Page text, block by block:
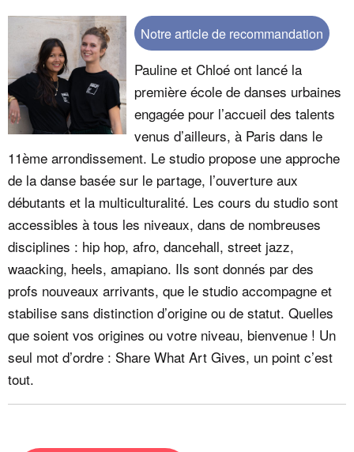
Notre article de recommandation
Pauline et Chloé ont lancé la
première école de danses urbaines
engagée pour l’accueil des talents
venus d’ailleurs, à Paris dans le
11ème arrondissement. Le studio propose une approche
de la danse basée sur le partage, l’ouverture aux
débutants et la multiculturalité. Les cours du studio sont
accessibles à tous les niveaux, dans de nombreuses
disciplines : hip hop, afro, dancehall, street jazz,
waacking, heels, amapiano. Ils sont donnés par des
profs nouveaux arrivants, que le studio accompagne et
stabilise sans distinction d’origine ou de statut. Quelles
que soient vos origines ou votre niveau, bienvenue ! Un
seul mot d’ordre : Share What Art Gives, un point c’est
tout.